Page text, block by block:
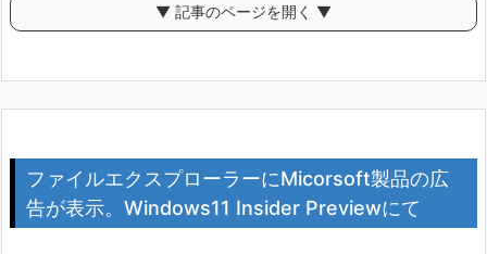
▼ 記事のページを開く ▼
ファイルエクスプローラーにMicorsoft製品の広
告が表示。Windows11 Insider Previewにて